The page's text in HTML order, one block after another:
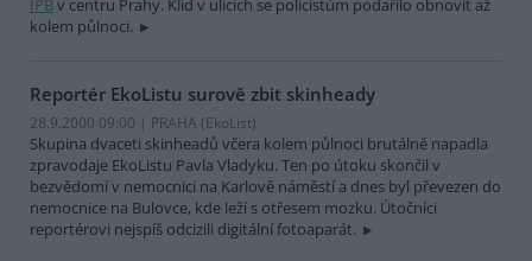
IPBv centru Prahy. Klid v ulicích se policistům podařilo obnovit až
kolem půlnoci.
Reportér EkoListu surově zbit skinheady
28.9.2000 09:00 | PRAHA (EkoList)
Skupina dvaceti skinheadů včera kolem půlnoci brutálně napadla
zpravodaje EkoListu Pavla Vladyku. Ten po útoku skončil v
bezvědomí v nemocnici na Karlově náměstí a dnes byl převezen do
nemocnice na Bulovce, kde leží s otřesem mozku. Útočníci
reportérovi nejspíš odcizili digitální fotoaparát.